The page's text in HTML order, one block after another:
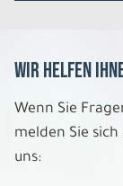
Wir helfen
Wenn Sie
melden Sie
uns: